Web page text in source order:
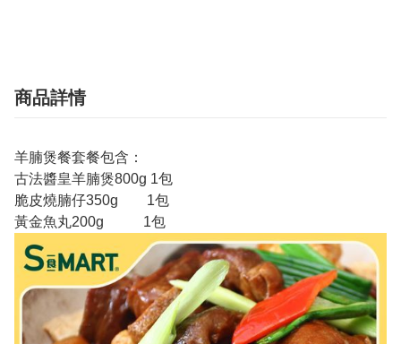
商品詳情
羊腩煲餐套餐包含：
古法醬皇羊腩煲800g 1包
脆皮燒腩仔350g 1包
黃金魚丸200g 1包